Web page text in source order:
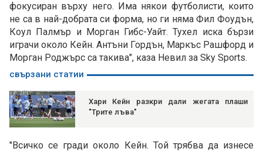
фокусиран върху него. Има някои футболисти, които
не са в най-добрата си форма, но ги няма Фил Фоудън,
Коул Палмър и Морган Гибс-Уайт. Тухел иска бързи
играчи около Кейн. Антъни Гордън, Маркъс Рашфорд и
Морган Роджърс са такива", каза Невил за Sky Sports.
свързани статии
Хари Кейн разкри дали жегата плаши
"Трите лъва"
"Всичко се гради около Кейн. Той трябва да изнесе